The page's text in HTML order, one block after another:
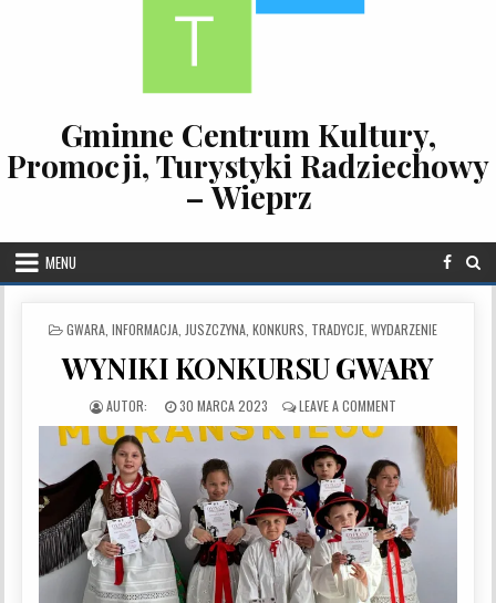
Gminne Centrum Kultury,
Promocji, Turystyki Radziechowy
– Wieprz
MENU
POSTED IN
GWARA, INFORMACJA, JUSZCZYNA, KONKURS TRADYCJE, WYDARZENIE
WYNIKI KONKURSU GWARY
PUBLISHED DATE:
30 MARCA 2023 LEAVE A COMMENTON WYNIKI